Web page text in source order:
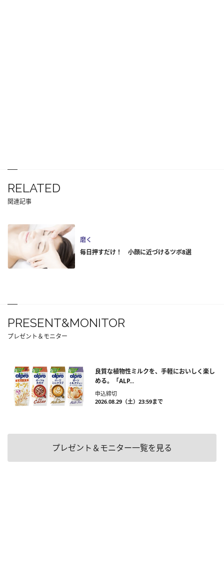
RELATED
関連記事
磨く
毎日押すだけ！ 小顔に近づけるツボ8選
PRESENT&MONITOR
プレゼント＆モニター
良質な植物性ミルクを、手軽においしく楽し
める。「ALP...
申込締切
2026.08.29（土）23:59まで
プレゼント＆モニター一覧を見る